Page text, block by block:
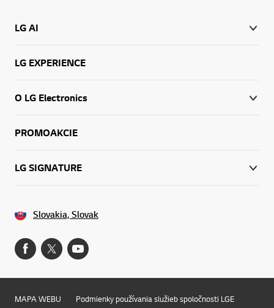
LG AI
LG EXPERIENCE
O LG Electronics
PROMOAKCIE
LG SIGNATURE
Slovakia, Slovak
MAPA WEBU
Podmienky používania služieb spoločnosti LGE